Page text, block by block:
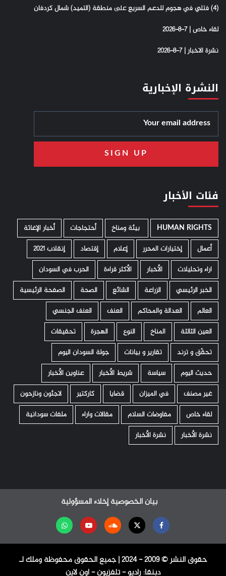
(4) فتلي في هجوم للدعم السريع على منطقة (التميد) شمال كردفان
لقاء خاص | 7-8-2026
نشرة الاخبار | 7-8-2026
النشرة الإخبارية
فئات الأخبار
HUMAN RIGHTS ­ بيئة ومناخ أحتجاجات
أخبار الإغاثة
أعمال
إختيارات المحرر إعلام إقتصاد
إنقلاب 2021
اراء وتحليلات
الأخبار الأكثر قراءة
الحرب في السودان
الخبر الرئيسي
الزراعة الشائع الصحة
الصفحة الرئيسية
العالم
العدالة والمحاكم العنف
العنف الجنسي
العين الثالثة
المناخ النوع الهجرة
تحقيقات
تحقّق و ترند
تقارير و بيانات
جولة السودان اليوم
حديث اليوم
سياسة شريط الأخبار
عناوين الأخبار
غير مصنف
في الميزان قضايا كاركتير
لاجئون ونازحون
لقاء خاص
مفاوضات السلام مقالات واراء
ملفات سودانية
نشرة الأخبار
نشرة الأخبار
بيان الخصوصية إخلاء المسؤولية
Facebook
Twitter
Soundcloud
Youtubeتابعنا
واتساب
حقوق النشر ©️ 2009 - 2024 | جميع الحقوق محفوظة وملك لـ
دبنقا: راديو - تلفزيون - اون لاين